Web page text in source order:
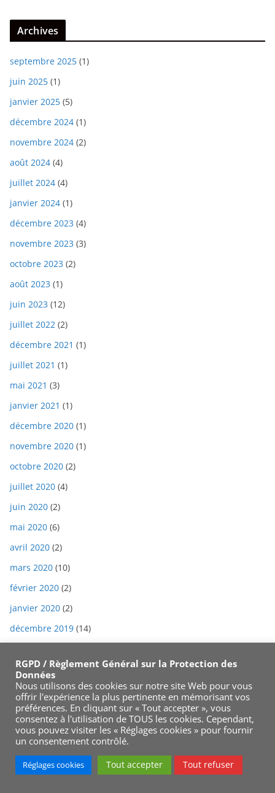
Archives
septembre 2025 (1)
juin 2025 (1)
janvier 2025 (5)
décembre 2024 (1)
novembre 2024 (2)
août 2024 (4)
juillet 2024 (4)
janvier 2024 (1)
décembre 2023 (4)
novembre 2023 (3)
octobre 2023 (2)
août 2023 (1)
juin 2023 (12)
juillet 2022 (2)
décembre 2021 (1)
juillet 2021 (1)
mai 2021 (3)
janvier 2021 (1)
décembre 2020 (1)
novembre 2020 (1)
octobre 2020 (2)
juillet 2020 (4)
juin 2020 (2)
mai 2020 (6)
avril 2020 (2)
mars 2020 (10)
février 2020 (2)
janvier 2020 (2)
décembre 2019 (14)
octobre 2019(3)
septembre 2019 (9)
août 2019(10)
juillet 2019(9)
mai 2019(13)
RGPD / Règlement Général sur la Protection des
Données
Nous utilisons des cookies sur notre site Web pour vous
offrir l'expérience la plus pertinente en mémorisant vos
préférences. En cliquant sur « Tout accepter », vous
consentez à l'utilisation de TOUS les cookies. Cependant,
vous pouvez visiter les « Réglages cookies » pour fournir
un consentement contrôlé.
Réglages cookies Tout accepter Tout refuser